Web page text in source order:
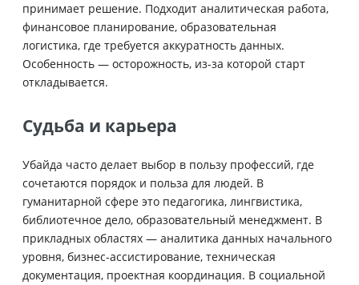
принимает решение. Подходит аналитическая работа,
финансовое планирование, образовательная
логистика, где требуется аккуратность данных.
Особенность — осторожность, из-за которой старт
откладывается.
Судьба и карьера
Убайда часто делает выбор в пользу профессий, где
сочетаются порядок и польза для людей. В
гуманитарной сфере это педагогика, лингвистика,
библиотечное дело, образовательный менеджмент. В
прикладных областях — аналитика данных начального
уровня, бизнес-ассистирование, техническая
документация, проектная координация. В социальной